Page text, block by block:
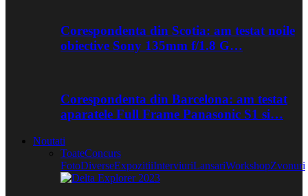
Corespondenta din Scotia: am testat noile
obiective Sony 135mm f/1.8 G…
Corespondenta din Barcelona: am testat
aparatele Full Frame Panasonic S1 si…
Noutati
ToateConcurs
FotoDiverseExpozitiiInterviuriLansariWorkshopZvonuri